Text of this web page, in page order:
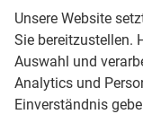
Für
und Kamiq
Für
Unsere Website
Sie bereitzustellen.
Auswahl und
Analytics und
Einverständnis